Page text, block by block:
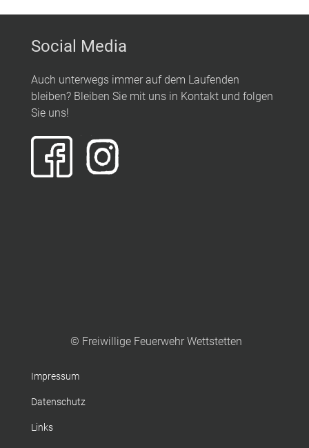
Social Media
Auch unterwegs immer auf dem Laufenden
bleiben? Bleiben Sie mit uns in Kontakt und folgen
Sie uns!
© Freiwillige Feuerwehr Wettstetten
Impressum
Datenschutz
Links